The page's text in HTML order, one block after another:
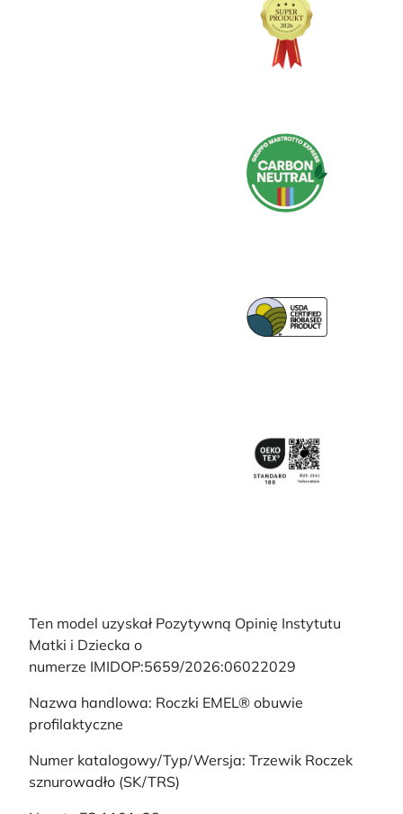
Ten model uzyskał Pozytywną Opinię Instytutu
Matki i Dziecka o
numerze IMIDOP:5659/2026:06022029
Nazwa handlowa: Roczki EMEL® obuwie
profilaktyczne
Numer katalogowy/Typ/Wersja: Trzewik Roczek
sznurowadło (SK/TRS)